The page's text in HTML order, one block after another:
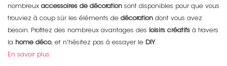
nombreux accessoires de décoration sont disponibles pour que vous
trouviez à coup sûr les éléments de décoration dont vous avez
besoin. Profitez des nombreux avantages des
loisirs créatifs à travers
la
home déco, et n'hésitez pas à essayer le DIY.
En savoir plus